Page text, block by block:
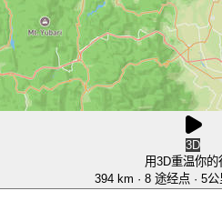
3D
用3D重温你的
394 km · 8 途经点 · 5